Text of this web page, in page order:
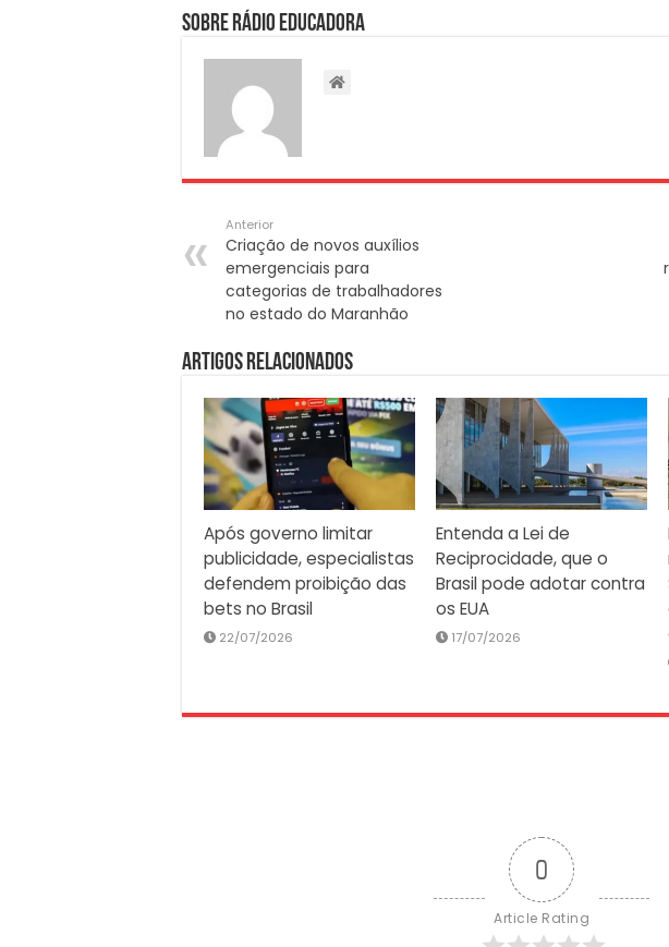
Sobre Rádio Educadora
Anterior
Criação de novos auxílios
emergenciais para
categorias de trabalhadores
no estado do Maranhão
Artigos Relacionados
Após governo limitar
publicidade, especialistas
defendem proibição das
bets no Brasil
22/07/2026
Entenda a Lei de
Reciprocidade, que o
Brasil pode adotar contra
os EUA
17/07/2026
0
Article Rating